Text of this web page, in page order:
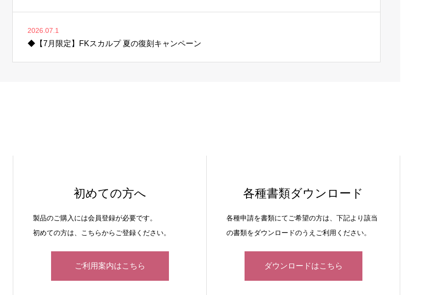
2026.07.1
◆【7月限定】FKスカルプ 夏の復刻キャンペーン
初めての方へ
製品のご購入には会員登録が必要です。
初めての方は、こちらからご登録ください。
ご利用案内はこちら
各種書類ダウンロード
各種申請を書類にてご希望の方は、下記より該当
の書類をダウンロードのうえご利用ください。
ダウンロードはこちら